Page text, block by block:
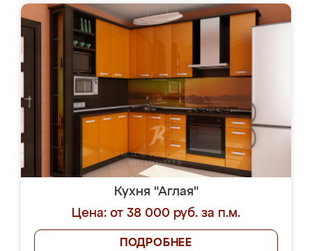
Кухня "Аглая"
Цена: от 38 000 руб. за п.м.
ПОДРОБНЕЕ